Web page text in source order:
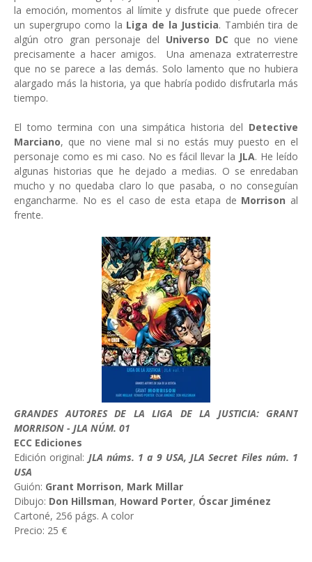
la emoción, momentos al límite y disfrute que puede ofrecer
un supergrupo como la Liga de la Justicia. También tira de
algún otro gran personaje del Universo DC que no viene
precisamente a hacer amigos. Una amenaza extraterrestre
que no se parece a las demás. Solo lamento que no hubiera
alargado más la historia, ya que habría podido disfrutarla más
tiempo.
El tomo termina con una simpática historia del Detective
Marciano, que no viene mal si no estás muy puesto en el
personaje como es mi caso. No es fácil llevar la JLA. He leído
algunas historias que he dejado a medias. O se enredaban
mucho y no quedaba claro lo que pasaba, o no conseguían
engancharme. No es el caso de esta etapa de Morrison al
frente.
GRANDES AUTORES DE LA LIGA DE LA JUSTICIA: GRANT
MORRISON - JLA NÚM. 01
ECC Ediciones
Edición original: JLA núms. 1 a 9 USA, JLA Secret Files núm. 1
USA
Guión: Grant Morrison, Mark Millar
Dibujo: Don Hillsman, Howard Porter, Óscar Jiménez
Cartoné, 256 págs. A color
Precio: 25 €